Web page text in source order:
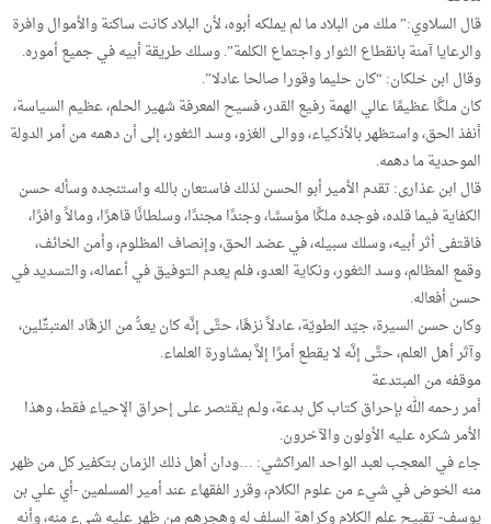
قال السلاوي:” ملك من البلاد ما لم يملكه أبوه، لأن البلاد كانت ساكنة والأموال وافرة
والرعايا آمنة بانقطاع الثوار واجتماع الكلمة”. وسلك طريقة أبيه في جميع أموره.
وقال ابن خلكان: “كان حليما وقورا صالحا عادلا”.
كان ملكًا عظيمًا عالي الهمة رفيع القدر، فسيح المعرفة شهير الحلم، عظيم السياسة،
أنفذ الحق، واستظهر بالأذكياء، ووالى الغزو، وسد الثغور، إلى أن دهمه من أمر الدولة
الموحدية ما دهمه.
قال ابن عذارى: تقدم الأمير أبو الحسن لذلك فاستعان بالله واستنجده وسأله حسن
الكفاية فيما قلده، فوجده ملكًا مؤسسًا، وجندًا مجندًا، وسلطانًا قاهرًا، ومالاً وافرًا،
فاقتفى أثر أبيه، وسلك سبيله، في عضد الحق، وإنصاف المظلوم، وأمن الخائف،
وقمع المظالم، وسد الثغور، ونكاية العدو، فلم يعدم التوفيق في أعماله، والتسديد في
حسن أفعاله.
وكان حسن السيرة، جيّد الطويّة، عادلاً نزهًا، حتَّى إنَّه كان يعدُّ من الزهَّاد المتبتِّلين،
وآثر أهل العلم، حتَّى إنَّه لا يقطع أمرًا إلاَّ بمشاورة العلماء.
موقفه من المبتدعة
أمر رحمه الله بإحراق كتاب كل بدعة، ولـم يقتصر على إحراق الإحياء فقط، وهذا
الأمر شكره عليه الأولون والآخرون.
جاء في المعجب لعبد الواحد المراكشي: …ودان أهل ذلك الزمان بتكفير كل من ظهر
منه الخوض في شيء من علوم الكلام، وقرر الفقهاء عند أمير المسلمين -أي علي بن
يوسف- تقبيح علم الكلام وكراهة السلف له وهجرهم من ظهر عليه شيء منه، وأنه